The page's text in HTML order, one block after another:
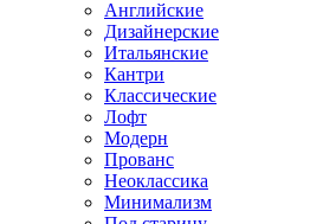
Английские
Дизайнерские
Итальянские
Кантри
Классические
Лофт
Модерн
Прованс
Неоклассика
Минимализм